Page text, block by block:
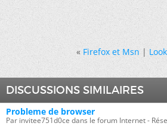
« Firefox et Msn|
DISCUSSIONS SIMILAIRES
Probleme de browser
Par invitee751d0ce dans le forum Internet -